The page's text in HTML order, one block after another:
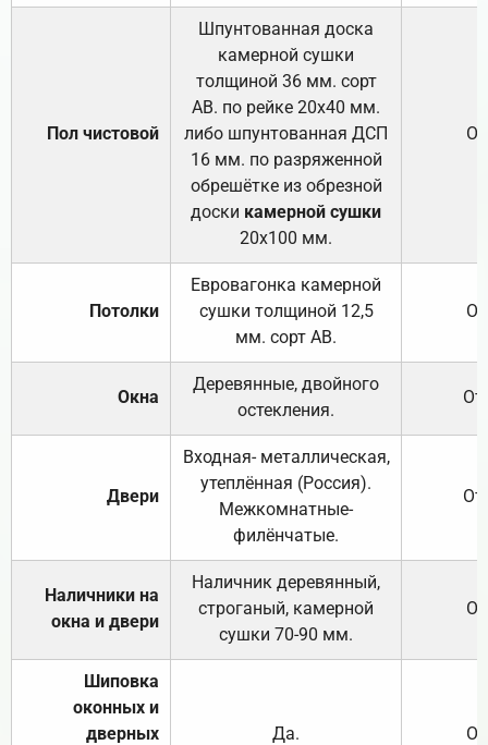
Пол чистовой
Шпунтованная доска
камерной сушки
толщиной 36 мм. сорт
АВ. по рейке 20х40 мм.
либо шпунтованная ДСП
16 мм. по разряженной
обрешётке из обрезной
доски камерной сушки
20х100 мм.
Потолки
Евровагонка камерной
сушки толщиной 12,5
мм. сорт АВ.
Окна
Деревянные, двойного
остекления.
Двери
Входная- металлическая,
утеплённая (Россия).
Межкомнатные-
филёнчатые.
Наличники на
окна и двери
Наличник деревянный,
строганый, камерной
сушки 70-90 мм.
Шиповка
оконных и
дверных
Да.